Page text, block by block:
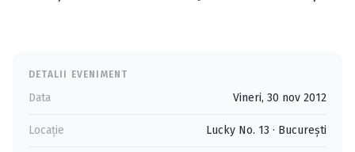
DETALII EVENIMENT
Data Vineri, 30 nov 2012
Locație Lucky No. 13 · Bucureşti